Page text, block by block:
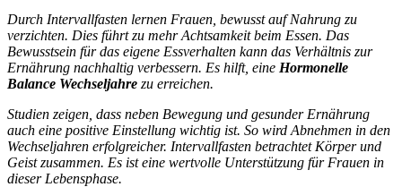
Durch Intervallfasten lernen Frauen, bewusst auf Nahrung zu
verzichten. Dies führt zu mehr Achtsamkeit beim Essen. Das
Bewusstsein für das eigene Essverhalten kann das Verhältnis zur
Ernährung nachhaltig verbessern. Es hilft, eine Hormonelle
Balance Wechseljahre zu erreichen.
Studien zeigen, dass neben Bewegung und gesunder Ernährung
auch eine positive Einstellung wichtig ist. So wird Abnehmen in den
Wechseljahren erfolgreicher. Intervallfasten betrachtet Körper und
Geist zusammen. Es ist eine wertvolle Unterstützung für Frauen in
dieser Lebensphase.